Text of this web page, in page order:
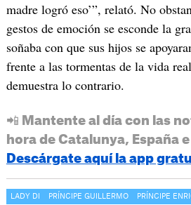
madre logró eso’”, relató. No
gestos de emoción se esconde la
soñaba con que sus hijos se
frente a las tormentas de la vida
demuestra lo contrario.
📲 Mantente al día con las
hora de Catalunya, España
Descárgate aquí la app
LADY DI PRÍNCIPE GUILLERMO PRÍNCIPE